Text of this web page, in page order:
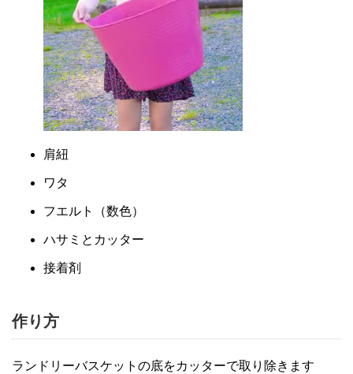
肩紐
ワタ
フエルト（数色）
ハサミとカッター
接着剤
作り方
ランドリーバスケットの底をカッターで取り除きます